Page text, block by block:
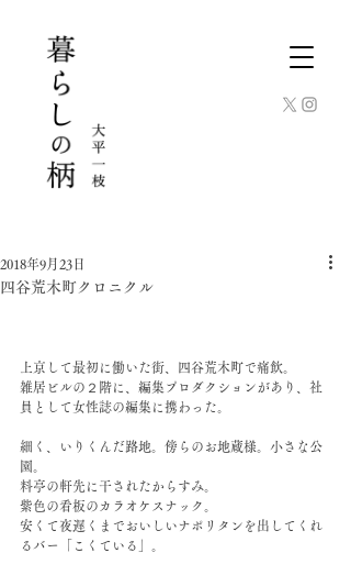
四谷荒木町クロニクル
2018年9月23日
上京して最初に働いた街、四谷荒木町で痛飲。
雑居ビルの２階に、編集プロダクションがあり、社
員として女性誌の編集に携わった。
細く、いりくんだ路地。傍らのお地蔵様。小さな公
園。
料亭の軒先に干されたからすみ。
紫色の看板のカラオケスナック。
安くて夜遅くまでおいしいナポリタンを出してくれ
るバー「こくている」。